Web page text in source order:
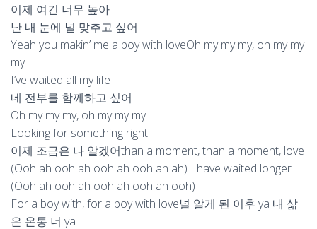
이제 여긴 너무 높아
난 내 눈에 널 맞추고 싶어
Yeah you makin’ me a boy with loveOh my my my, oh my my
my
I’ve waited all my life
네 전부를 함께하고 싶어
Oh my my my, oh my my my
Looking for something right
이제 조금은 나 알겠어than a moment, than a moment, love
(Ooh ah ooh ah ooh ah ooh ah ah) I have waited longer
(Ooh ah ooh ah ooh ah ooh ah ooh)
For a boy with, for a boy with love널 알게 된 이후 ya 내 삶
은 온통 너 ya